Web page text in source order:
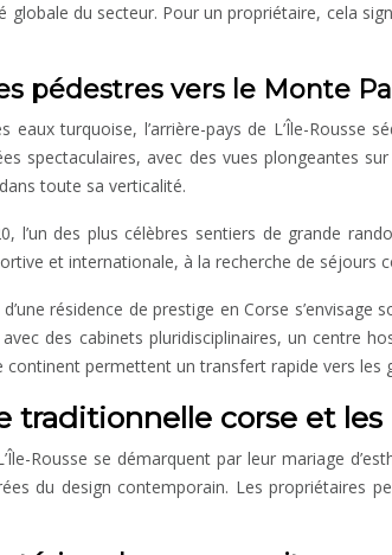
globale du secteur. Pour un propriétaire, cela
pédestres vers le Monte
eaux turquoise, l’arrière-pays de L’Île-
spectaculaires, avec des vues plongeantes
toute sa verticalité.
l’un des plus célèbres sentiers de grande
et internationale, à la recherche de
résidence de prestige en Corse
des cabinets pluridisciplinaires, un centre
continent permettent un transfert rapide vers les
traditionnelle corse et
Rousse se démarquent par leur mariage
du design contemporain. Les propriétaires